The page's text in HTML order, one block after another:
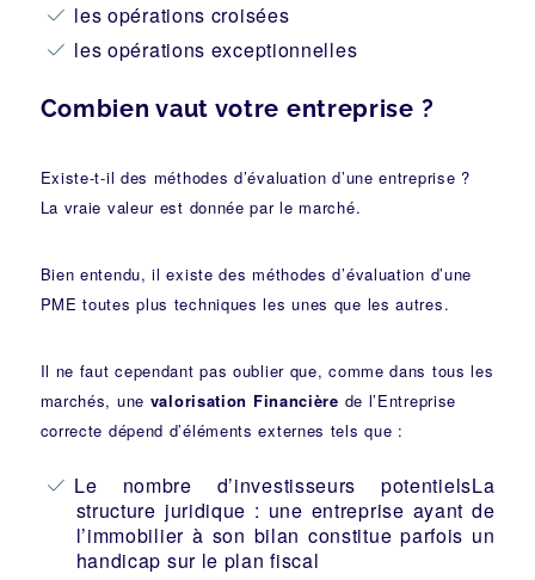
les opérations croisées
les opérations exceptionnelles
Combien vaut votre entreprise ?
Existe-t-il des méthodes d’évaluation d’une entreprise ?
La vraie valeur est donnée par le marché.
Bien entendu, il existe des méthodes d’évaluation d’une
PME toutes plus techniques les unes que les autres.
Il ne faut cependant pas oublier que, comme dans tous les
marchés, une valorisation Financière de l’Entreprise
correcte dépend d’éléments externes tels que :
Le nombre d’investisseurs potentielsLa
structure juridique : une entreprise ayant de
l’immobilier à son bilan constitue parfois un
handicap sur le plan fiscal